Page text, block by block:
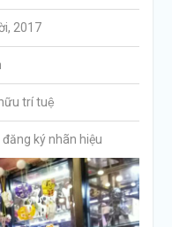
2017
trí tuệ
đăng ký nhãn hiệu